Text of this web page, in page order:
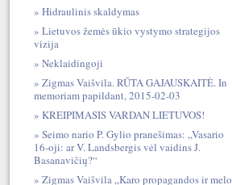
Hidraulinis skaldymas
Lietuvos žemės ūkio vystymo strategijos
vizija
Neklaidingoji
Zigmas Vaišvila. RŪTA GAJAUSKAITĖ. In
memoriam papildant, 2015-02-03
KREIPIMASIS VARDAN LIETUVOS!
Seimo nario P. Gylio pranešimas: „Vasario
16-oji: ar V. Landsbergis vėl vaidins J.
Basanavičių?“
Zigmas Vaišvila „Karo propagandos ir melo